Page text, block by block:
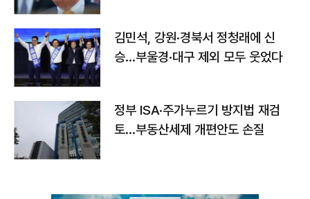
김민석, 강원·경북서 정청래에 신
승…부울경·대구 제외 모두 웃었다
정부 ISA·주가누르기 방지법 재검
토…부동산세제 개편안도 손질